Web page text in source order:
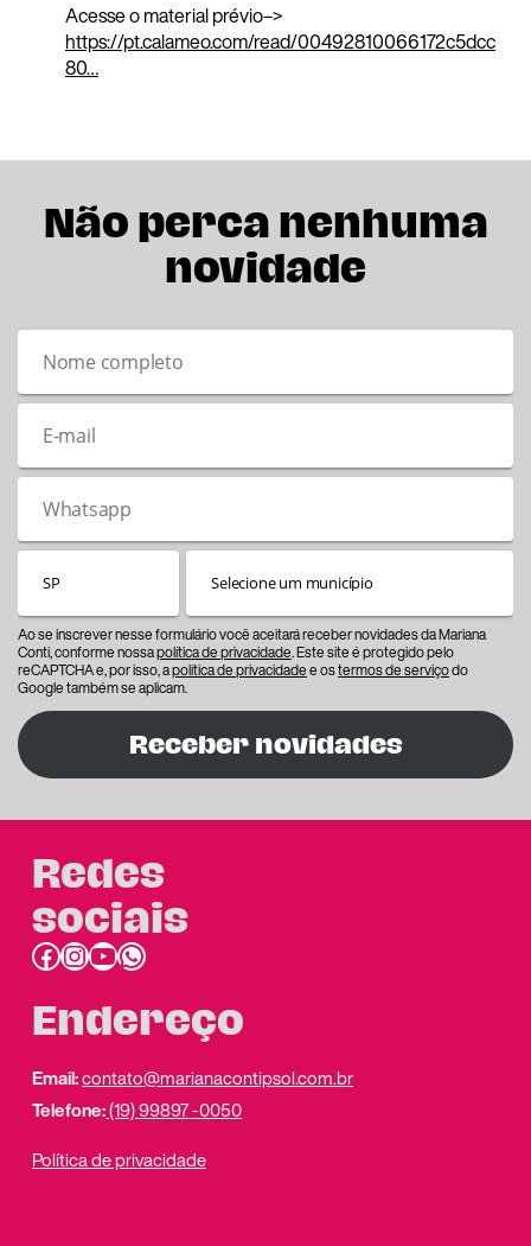
Acesse o material prévio–>
https://pt.calameo.com/read/00492810066172c5dcc
80…
Não perca nenhuma
novidade
Ao se inscrever nesse formulário você aceitará receber novidades da Mariana
Conti, conforme nossapolítica de privacidade. Este site é protegido pelo
reCAPTCHA e, por isso, apolítica de privacidadee ostermos de serviçodo
Google também se aplicam.
Receber novidades
Redes
sociais
Facebook InstagramYoutube link do whatsapp
Endereço
Email:contato@marianacontipsol.com.br
Telefone:(19) 99897 -0050
Política de privacidade